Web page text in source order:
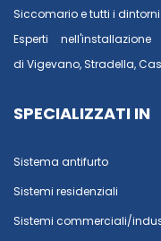
Siccomarioe tutti i dintorni.
Esperti
di Vigevano, Stradella,
SPECIALIZZATI IN
Sistema antifurto
Sistemi residenziali
Sistemi commerciali/